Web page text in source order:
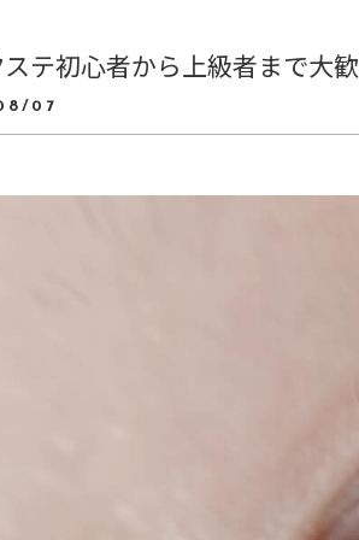
ステ初心者から上級者まで大
07